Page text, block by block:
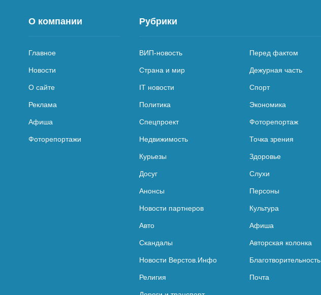
О компании
Главное
Новости
О сайте
Реклама
Афиша
Фоторепортажи
Рубрики
ВИП-новость Перед фактом
Страна и мир Дежурная часть
IT новости Спорт
Политика Экономика
Спецпроект Фоторепортаж
Недвижимость Точка зрения
Курьезы Здоровье
Досуг Слухи
Анонсы Персоны
Новости партнеров Культура
Авто Афиша
Скандалы Авторская колонка
Новости Верстов.Инфо Благотворительность
Религия Почта